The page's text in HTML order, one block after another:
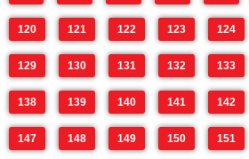
120 121 122 123 124
129 130 131 132 133
138 139 140 141 142
147 148 149 150 151